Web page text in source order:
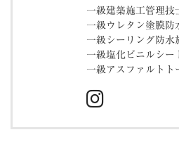
一級建築施工管理技
一級ウレタン塗膜防
一級シーリング防水
一級塩化ビニルシー
一級アスファルトト